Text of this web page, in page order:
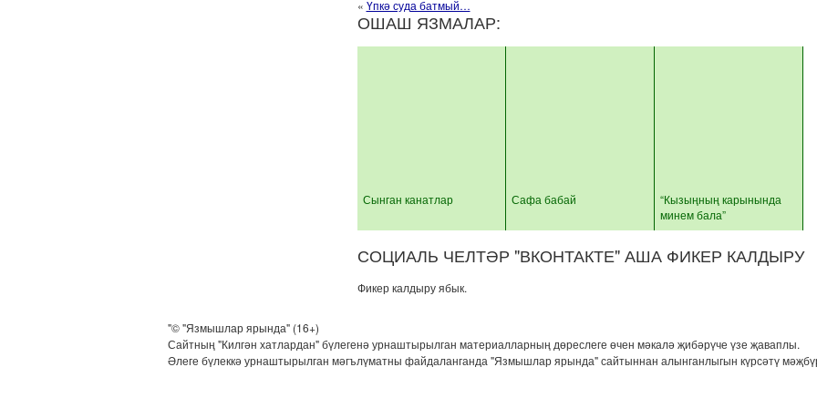
« Үпкә суда батмый…
ОШАШ ЯЗМАЛАР:
Сынган канатлар Сафа бабай
“Кызыңның карынында
минем бала”
СОЦИАЛЬ ЧЕЛТӘР "ВКОНТАКТЕ" АША ФИКЕР КАЛДЫРУ
Фикер калдыру ябык.
"© "Язмышлар ярында" (16+)
Сайтның "Килгән хатлардан" бүлегенә урнаштырылган материалларның дөреслеге өчен мәкалә җибәрүче үзе җаваплы.
Әлеге бүлеккә урнаштырылган мәгълүматны файдаланганда "Язмышлар ярында" сайтыннан алынганлыгын күрсәтү